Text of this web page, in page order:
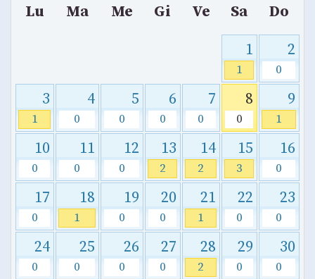
Lu Ma Me Gi Ve Sa
Do
1
1
2
0
3
1
4
0
5
0
6
0
7
0
8
0
9
1
10
0
11
0
12
0
13
2
14
2
15
3
16
0
17
0
18
1
19
0
20
0
21
1
22
0
23
0
24
0
25
0
26
0
27
0
28
2
29
0
30
0